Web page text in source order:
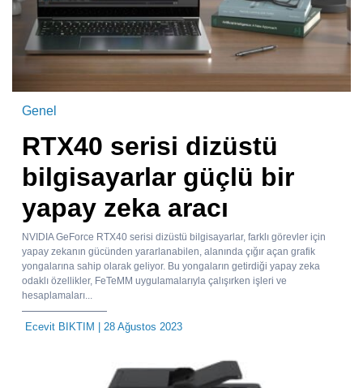
Genel
RTX40 serisi dizüstü
bilgisayarlar güçlü bir
yapay zeka aracı
NVIDIA GeForce RTX40 serisi dizüstü bilgisayarlar, farklı görevler için
yapay zekanın gücünden yararlanabilen, alanında çığır açan grafik
yongalarına sahip olarak geliyor. Bu yongaların getirdiği yapay zeka
odaklı özellikler, FeTeMM uygulamalarıyla çalışırken işleri ve
hesaplamaları...
Ecevit BIKTIM | 28 Ağustos 2023